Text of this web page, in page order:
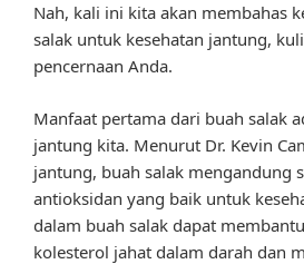
Nah, kali ini kita akan membahas
salak untuk kesehatan jantung,
pencernaan Anda.
Manfaat pertama dari buah salak
jantung kita. Menurut Dr. Kevin
jantung, buah salak mengandung
antioksidan yang baik untuk
dalam buah salak dapat
kolesterol jahat dalam darah dan